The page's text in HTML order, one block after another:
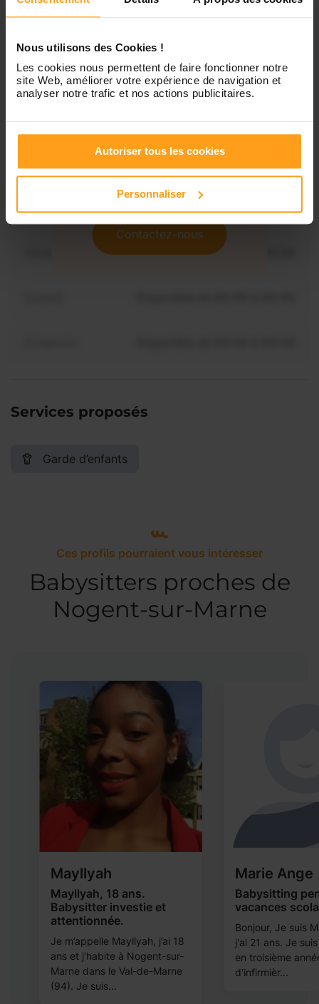
Nous utilisons des Cookies !
Les cookies nous permettent de faire fonctionner notre
site Web, améliorer votre expérience de navigation et
analyser notre trafic et nos actions publicitaires.
Autoriser tous les cookies
Personnaliser
Disponibilités
Lundi Indisponible
Mardi Disponible de 00:00 à 00:00
Jeudi Disponible de 00:00 à 00:00
Disponible de 00:00 à 00:00
Vous souhaitez connaître les
disponibilités de Marie Ange ?
Contactez-nous
Services proposés
Garde d’enfants
Ces profils pourraient vous intéresser
Babysitters proches de
Nogent-sur-Marne
Mayllyah
Mayllyah, 18 ans.
Babysitter investie et
attentionnée.
Je m’appelle Mayllyah, j’ai 18
ans et j’habite à Nogent-sur-
Marne dans le Val-de-Marne
(94). Je suis...
Marie Ange
Babysitting
vacances
Bonjour, Je suis
j'ai 21 ans. Je
en troisième
d'infirmièr...